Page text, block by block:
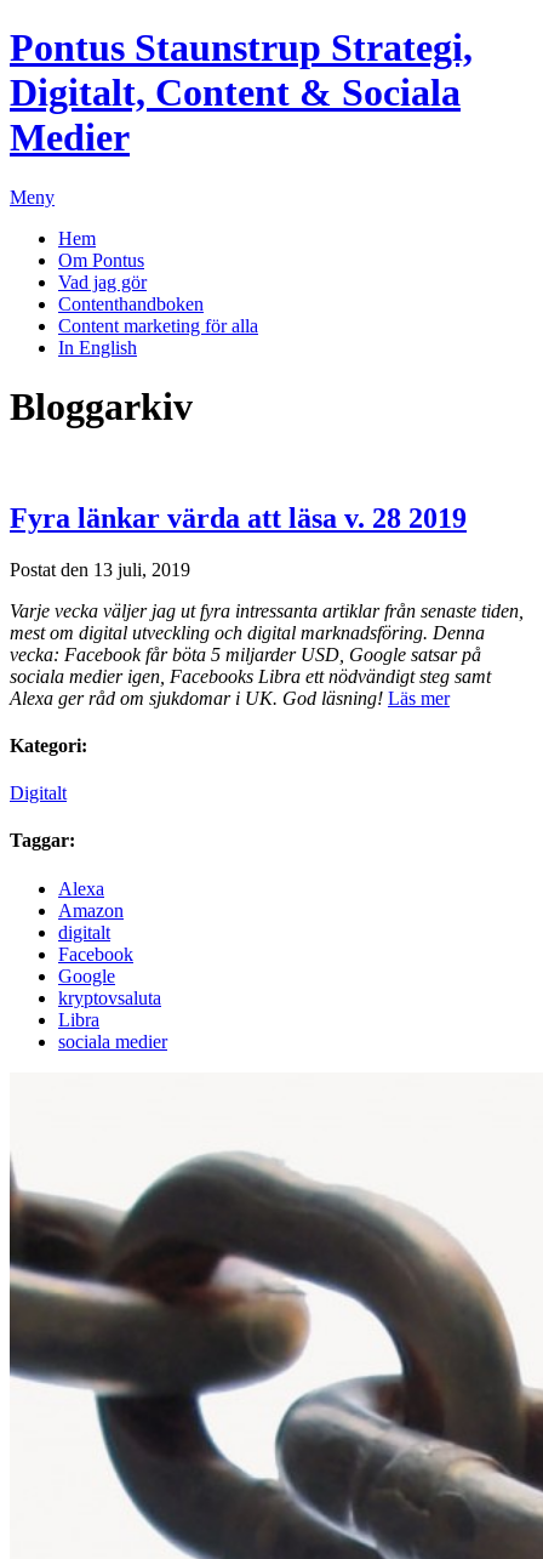
Pontus Staunstrup Strategi,
Digitalt, Content & Sociala
Medier
Meny
Hem
Om Pontus
Vad jag gör
Contenthandboken
Content marketing för alla
In English
Bloggarkiv
Fyra länkar värda att läsa v. 28 2019
Postat den 13 juli, 2019
Varje vecka väljer jag ut fyra intressanta artiklar från senaste tiden,
mest om digital utveckling och digital marknadsföring. Denna
vecka: Facebook får böta 5 miljarder USD, Google satsar på
sociala medier igen, Facebooks Libra ett nödvändigt steg samt
Alexa ger råd om sjukdomar i UK. God läsning! Läs mer
Kategori:
Digitalt
Taggar:
Alexa
Amazon
digitalt
Facebook
Google
kryptovsaluta
Libra
sociala medier